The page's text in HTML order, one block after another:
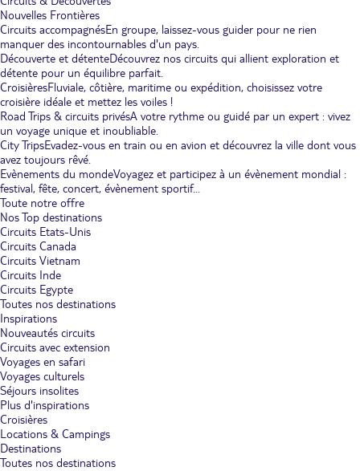
Nouvelles Frontières
Circuits accompagnésEn groupe, laissez-vous guider pour ne rien
manquer des incontournables d'un pays.
Découverte et détenteDécouvrez nos circuits qui allient exploration et
détente pour un équilibre parfait.
CroisièresFluviale, côtière, maritime ou expédition, choisissez votre
croisière idéale et mettez les voiles !
Road Trips & circuits privésA votre rythme ou guidé par un expert : vivez
un voyage unique et inoubliable.
City TripsEvadez-vous en train ou en avion et découvrez la ville dont vous
avez toujours rêvé.
Evènements du mondeVoyagez et participez à un évènement mondial :
festival, fête, concert, évènement sportif...
Toute notre offre
Nos Top destinations
Circuits Etats-Unis
Circuits Canada
Circuits Vietnam
Circuits Inde
Circuits Egypte
Toutes nos destinations
Inspirations
Nouveautés circuits
Circuits avec extension
Voyages en safari
Voyages culturels
Séjours insolites
Plus d'inspirations
Croisières
Locations & Campings
Destinations
Toutes nos destinations